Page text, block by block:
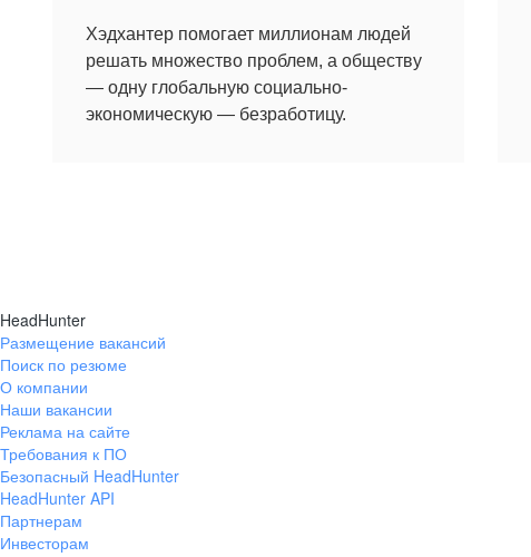
Хэдхантер помогает миллионам людей
решать множество проблем, а обществу
— одну глобальную социально-
экономическую — безработицу.
HeadHunter
Размещение вакансий
Поиск по резюме
О компании
Наши вакансии
Реклама на сайте
Требования к ПО
Безопасный HeadHunter
HeadHunter API
Партнерам
Инвесторам